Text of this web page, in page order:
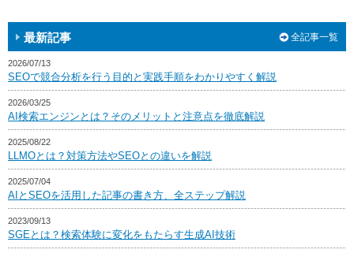
最新記事 全記事一覧
2026/07/13
SEOで競合分析を行う目的と実践手順をわかりやすく解説
2026/03/25
AI検索エンジンとは？そのメリットと注意点を徹底解説
2025/08/22
LLMOとは？対策方法やSEOとの違いを解説
2025/07/04
AIとSEOを活用した記事の書き方、全ステップ解説
2023/09/13
SGEとは？検索体験に変化をもたらす生成AI技術